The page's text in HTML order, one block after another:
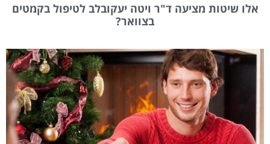
אלו שיטות מציעה ד"ר ויטה יעקובלב לטיפול בקמטים
בצוואר?